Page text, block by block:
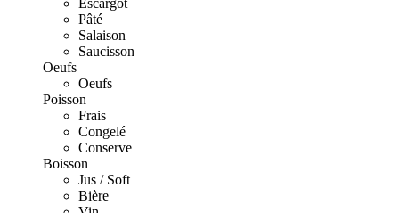
Escargot
Pâté
Salaison
Saucisson
Oeufs
Oeufs
Poisson
Frais
Congelé
Conserve
Boisson
Jus / Soft
Bière